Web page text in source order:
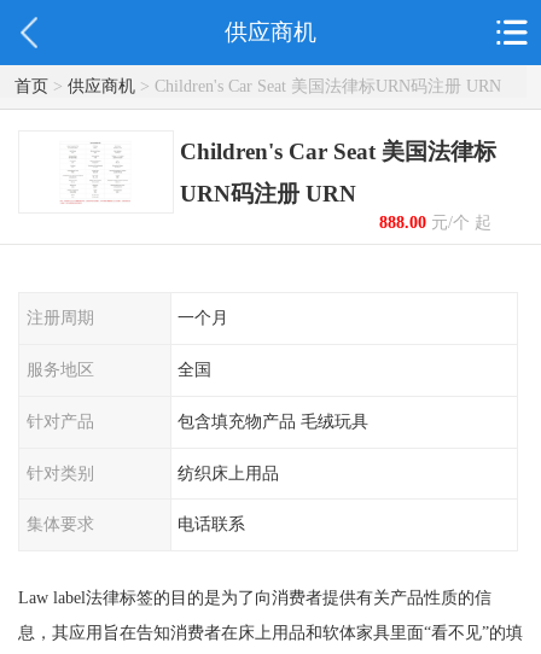
供应商机
首页> 供应商机> Children's Car Seat 美国法律标URN码注册 URN
Children's Car Seat 美国法律标
URN码注册 URN
888.00元/个 起
注册周期 一个月
服务地区 全国
针对产品 包含填充物产品 毛绒玩具
针对类别 纺织床上用品
集体要求 电话联系
Law label法律标签的目的是为了向消费者提供有关产品性质的信
息，其应用旨在告知消费者在床上用品和软体家具里面“看不见”的填